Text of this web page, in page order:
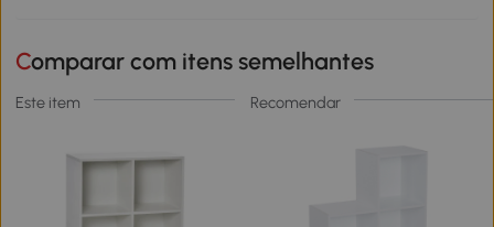
Comparar com itens semelhantes
Este item Recomendar